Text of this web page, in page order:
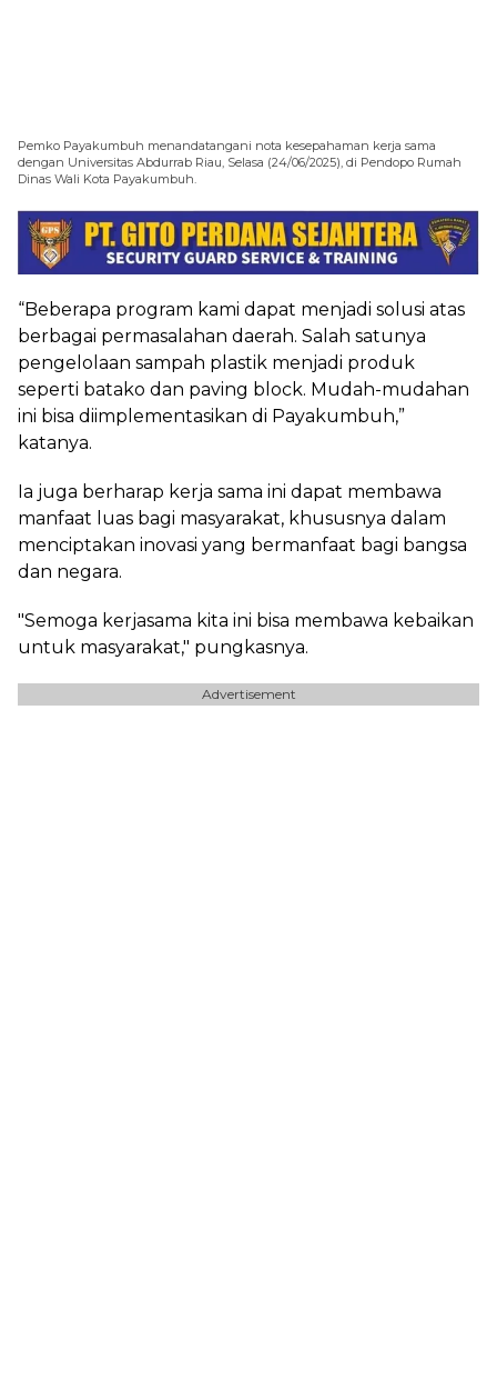
Pemko Payakumbuh menandatangani nota kesepahaman kerja sama
dengan Universitas Abdurrab Riau, Selasa (24/06/2025), di Pendopo Rumah
Dinas Wali Kota Payakumbuh.
“Beberapa program kami dapat menjadi solusi atas
berbagai permasalahan daerah. Salah satunya
pengelolaan sampah plastik menjadi produk
seperti batako dan paving block. Mudah-mudahan
ini bisa diimplementasikan di Payakumbuh,”
katanya.
Ia juga berharap kerja sama ini dapat membawa
manfaat luas bagi masyarakat, khususnya dalam
menciptakan inovasi yang bermanfaat bagi bangsa
dan negara.
"Semoga kerjasama kita ini bisa membawa kebaikan
untuk masyarakat," pungkasnya.
Advertisement